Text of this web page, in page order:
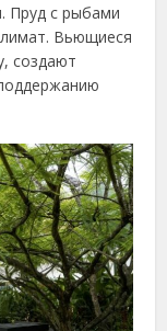
Пруд с рыбами
Вьющиеся
создают